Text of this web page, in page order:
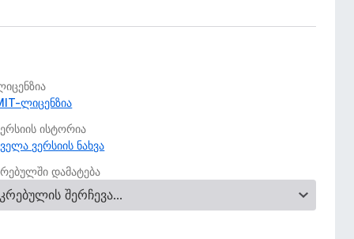
ლიცენზია
ისტორია
ვერსიის ნახვა
დამატება